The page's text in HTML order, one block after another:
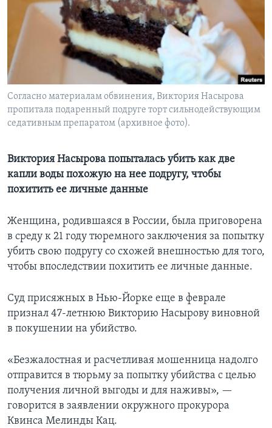
Learning English
СОЦИАЛЬНЫЕ СЕТИ
Языки
Согласно материалам обвинения, Виктория Насырова
пропитала подаренный подруге торт сильнодействующим
седативным препаратом (архивное фото).
Виктория Насырова попыталась убить как две
капли воды похожую на нее подругу, чтобы
похитить ее личные данные
Женщина, родившаяся в России, была приговорена
в среду к 21 году тюремного заключения за попытку
убить свою подругу со схожей внешностью для того,
чтобы впоследствии похитить ее личные данные.
Суд присяжных в Нью-Йорке еще в феврале
признал 47-летнюю Викторию Насырову виновной
в покушении на убийство.
«Безжалостная и расчетливая мошенница надолго
отправится в тюрьму за попытку убийства с целью
получения личной выгоды и для наживы», —
говорится в заявлении окружного прокурора
Квинса Мелинды Кац.